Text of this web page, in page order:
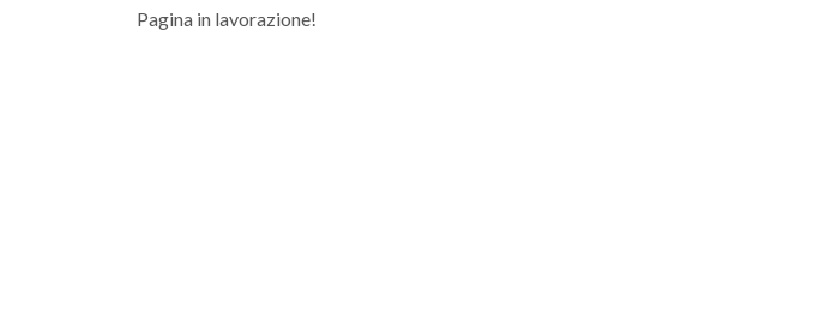
Pagina in lavorazione!